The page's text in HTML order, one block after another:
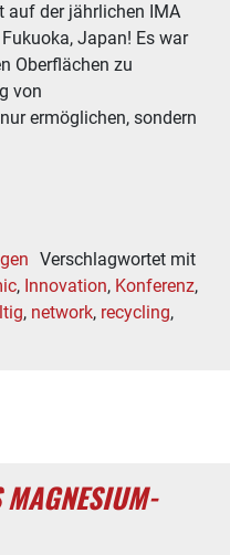
auf der jährlichen IMA
Japan! Es war
Oberflächen zu
von
ermöglichen, sondern
Verschlagwortet mit
, Innovation, Konferenz,
, network, recycling,
MAGNESIUM-